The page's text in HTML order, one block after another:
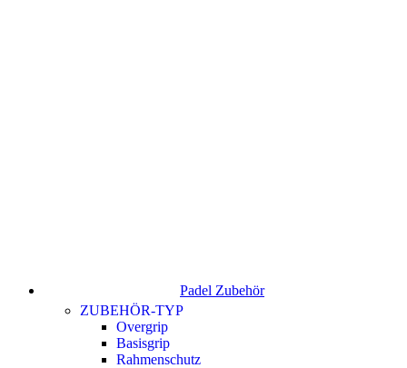
Padel Zubehör
ZUBEHÖR-TYP
Overgrip
Basisgrip
Rahmenschutz